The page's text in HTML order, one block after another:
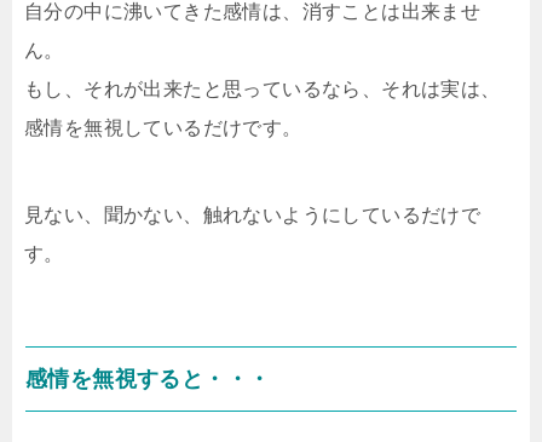
自分の中に沸いてきた感情は、消すことは出来ませ
ん。
もし、それが出来たと思っているなら、それは実は、
感情を無視しているだけです。
見ない、聞かない、触れないようにしているだけで
す。
感情を無視すると・・・